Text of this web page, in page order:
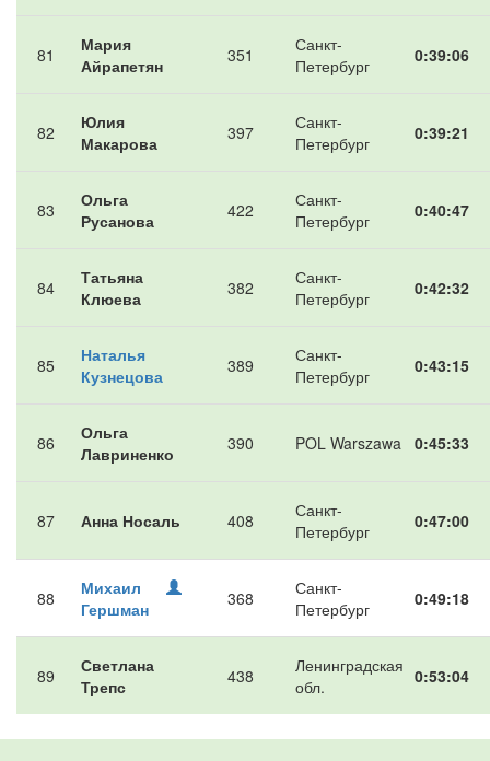
81
Мария
Айрапетян
351
Санкт-
Петербург
0:39:06
82
Юлия
Макарова
397
Санкт-
Петербург
0:39:21
83
Ольга
Русанова
422
Санкт-
Петербург
0:40:47
84
Татьяна
Клюева
382
Санкт-
Петербург
0:42:32
85
Наталья
Кузнецова
389
Санкт-
Петербург
0:43:15
86
Ольга
Лавриненко
390 POL Warszawa 0:45:33
87 Анна Носаль 408
Санкт-
Петербург
0:47:00
88
Михаил
Гершман
368
Санкт-
Петербург
0:49:18
89
Светлана
Трепс
438
Ленинградская
обл.
0:53:04